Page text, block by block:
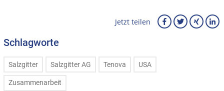
Jetzt teilen
Schlagworte
Salzgitter Salzgitter AG Tenova USA
Zusammenarbeit